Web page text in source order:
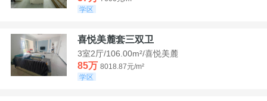
学区
喜悦美麓套三双卫
3室2厅/106.00m²/喜悦美麓
85万 8018.87元/m²
学区